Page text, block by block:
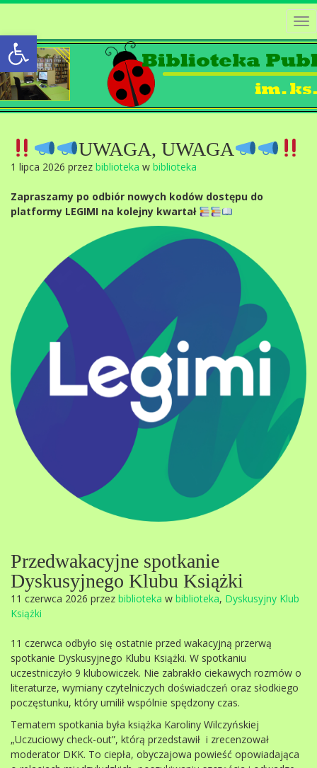
Open toolbar
UWAGA, UWAGA
1 lipca 2026 przez biblioteka w biblioteka
Zapraszamy po odbiór nowych kodów dostępu do
platformy LEGIMI na kolejny kwartał
Przedwakacyjne spotkanie
Dyskusyjnego Klubu Książki
11 czerwca 2026 przez biblioteka w biblioteka, Dyskusyjny Klub
Książki
11 czerwca odbyło się ostatnie przed wakacyjną przerwą
spotkanie Dyskusyjnego Klubu Książki. W spotkaniu
uczestniczyło 9 klubowiczek. Nie zabrakło ciekawych rozmów o
literaturze, wymiany czytelniczych doświadczeń oraz słodkiego
poczęstunku, który umilił wspólnie spędzony czas.
Tematem spotkania była książka Karoliny Wilczyńskiej
„Uczuciowy check-out”, którą przedstawił i zrecenzował
moderator DKK. To ciepła, obyczajowa powieść opowiadająca